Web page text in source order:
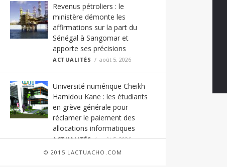
Revenus pétroliers : le
ministère démonte les
affirmations sur la part du
Sénégal à Sangomar et
apporte ses précisions
ACTUALITÉS août 5, 2026
Université numérique Cheikh
Hamidou Kane : les étudiants
en grève générale pour
réclamer le paiement des
allocations informatiques
ACTUALITÉS août 5, 2026
© 2015 LACTUACHO.COM